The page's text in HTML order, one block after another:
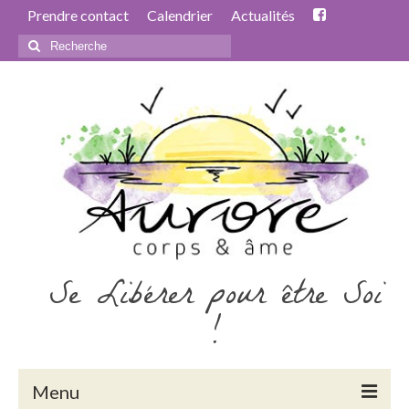
Prendre contact Calendrier Actualités
Rechercher
:
Se Libérer pour être Soi
!
Menu